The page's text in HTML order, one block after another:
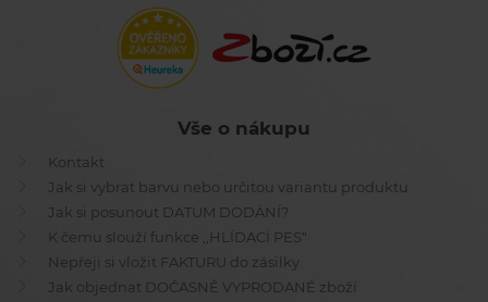
Vše o nákupu
Kontakt
Jak si vybrat barvu nebo určitou variantu produktu
Jak si posunout DATUM DODÁNÍ?
K čemu slouží funkce ,,HLÍDACÍ PES"
Nepřeji si vložit FAKTURU do zásilky
Jak objednat DOČASNĚ VYPRODANÉ zboží